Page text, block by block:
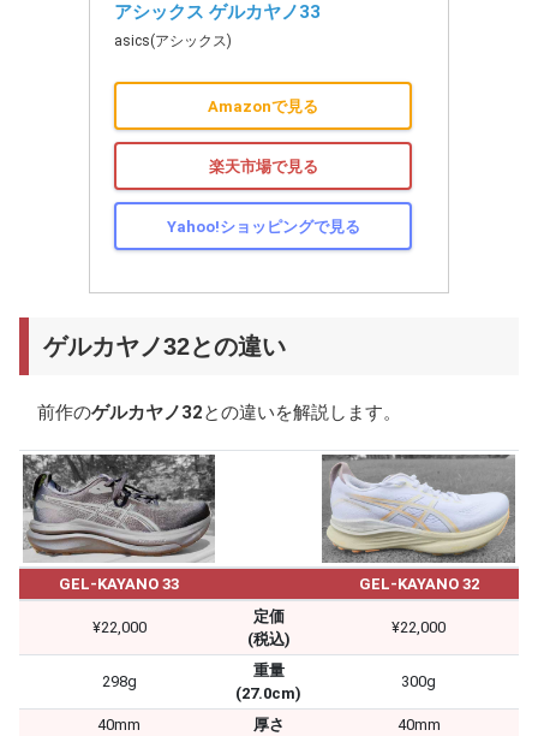
アシックス ゲルカヤノ33
asics(アシックス)
Amazonで見る
楽天市場で見る
Yahoo!ショッピングで見る
ゲルカヤノ32との違い
前作のゲルカヤノ32との違いを解説します。
GEL-KAYANO 33 GEL-KAYANO 32
¥22,000
定価
(税込)
¥22,000
298g
重量
(27.0cm)
300g
40mm 厚さ
40mm